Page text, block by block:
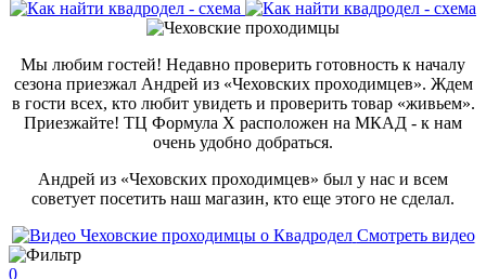
Мы любим гостей! Недавно проверить готовность к началу
сезона приезжал Андрей из «Чеховских проходимцев». Ждем
в гости всех, кто любит увидеть и проверить товар «живьем».
Приезжайте! ТЦ Формула Х расположен на МКАД - к нам
очень удобно добраться.
Андрей из «Чеховских проходимцев» был у нас и всем
советует посетить наш магазин, кто еще этого не сделал.
Смотреть видео
0